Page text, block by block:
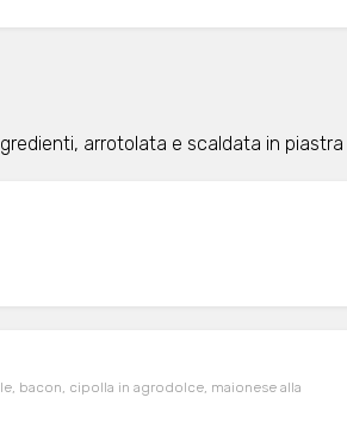
arrotolata e scaldata in piastra
bacon, cipolla in agrodolce, maionese alla